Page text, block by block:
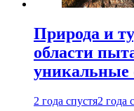
Природа и
области
уникальные
2 года спустя2 года